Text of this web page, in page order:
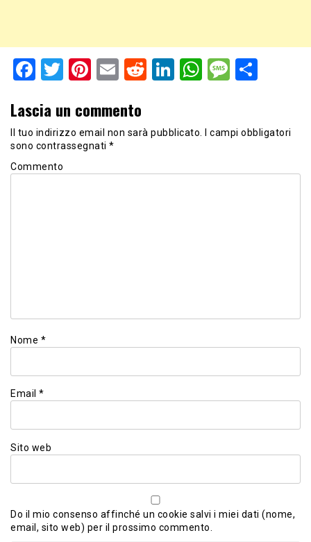
Facebook
Twitter
Pinterest
EmailRedditLinkedIn
WhatsApp
Lascia un commento
Il tuo indirizzo email non sarà pubblicato.
I campi obbligatori
sono contrassegnati *
Commento
Nome *
Email *
Sito web
Do il mio consenso affinché un cookie salvi i miei dati (nome,
email, sito web) per il prossimo commento.